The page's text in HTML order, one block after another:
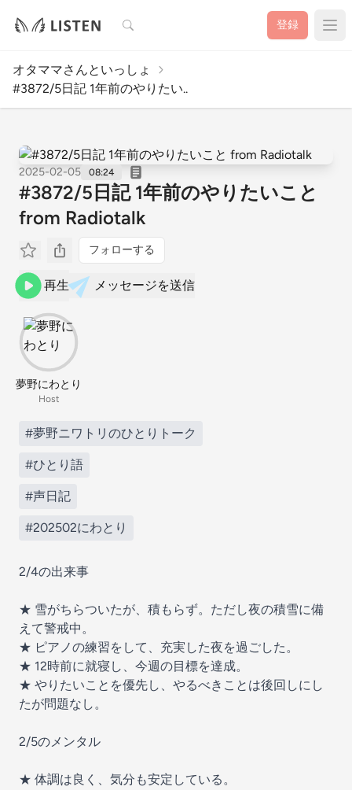
検索 登録
オタママさんといっしょ
#3872/5日記 1年前のやりたい..
2025-02-05 08:24
#3872/5日記 1年前のやりたいこと
from Radiotalk
フォローする
再生 メッセージを送信
夢野にわとり
Host
#夢野ニワトリのひとりトーク
#ひとり語
#声日記
#202502にわとり
2/4の出来事
★ 雪がちらついたが、積もらず。ただし夜の積雪に備
えて警戒中。
★ ピアノの練習をして、充実した夜を過ごした。
★ 12時前に就寝し、今週の目標を達成。
★ やりたいことを優先し、やるべきことは後回しにし
たが問題なし。
2/5のメンタル
★ 体調は良く、気分も安定している。